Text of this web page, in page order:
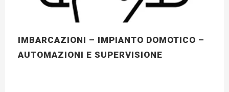
IMBARCAZIONI – IMPIANTO DOMOTICO –
AUTOMAZIONI E SUPERVISIONE